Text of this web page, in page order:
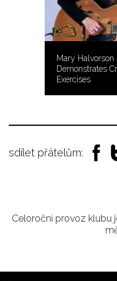
Mary Halvorson
Demonstrates
Exercises
sdílet přátelům:
Celoroční provoz klubu